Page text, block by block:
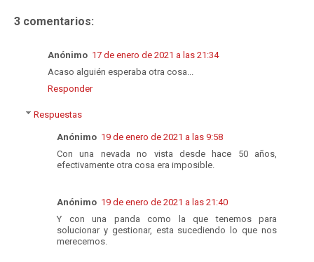
3 comentarios:
Anónimo 17 de enero de 2021 a las 21:34
Acaso alguién esperaba otra cosa...
Responder
Respuestas
Anónimo 19 de enero de 2021 a las 9:58
Con una nevada no vista desde hace 50 años,
efectivamente otra cosa era imposible.
Anónimo 19 de enero de 2021 a las 21:40
Y con una panda como la que tenemos para
solucionar y gestionar, esta sucediendo lo que nos
merecemos.